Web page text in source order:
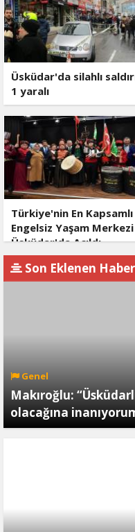
Üsküdar'da silahlı
1 yaralı
Türkiye'nin En Kapsamlı
Engelsiz Yaşam Merkezi
Üsküdar'da Açıldı
Son Eklenen
Genel
Makıroğlu:
olacağına